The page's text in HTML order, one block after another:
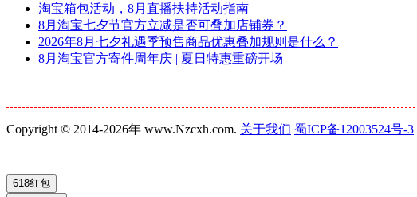
淘宝箱包活动，8月直播扶持活动指南
8月淘宝七夕节官方立减是否可叠加店铺券？
2026年8月七夕礼遇季预售商品优惠叠加规则是什么？
8月淘宝官方寄件周年庆 | 夏日特惠重磅开场
Copyright © 2014-2026年 www.Nzcxh.com. 关于我们 蜀ICP备12003524号-3